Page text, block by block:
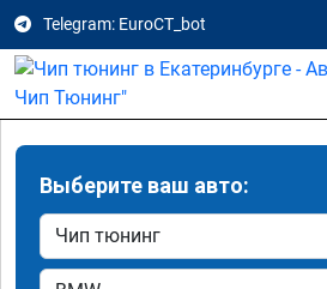
Telegram: EuroCT_bot
Выберите ваш авто: